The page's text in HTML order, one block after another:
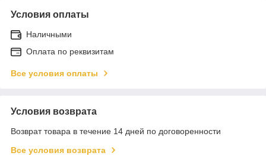
Условия оплаты
Наличными
Оплата по реквизитам
Все условия оплаты
Условия возврата
Возврат товара в течение 14 дней по договоренности
Все условия возврата